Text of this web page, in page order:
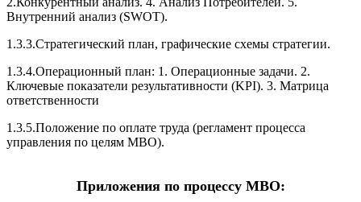
Внутренний анализ (SWOT).
1.3.3.Стратегический план, графические схемы стратегии.
1.3.4.Операционный план: 1. Операционные задачи. 2.
Ключевые показатели результативности (KPI). 3. Матрица
ответственности
1.3.5.Положение по оплате труда (регламент процесса
управления по целям МВО).
Приложения по процессу МВО: